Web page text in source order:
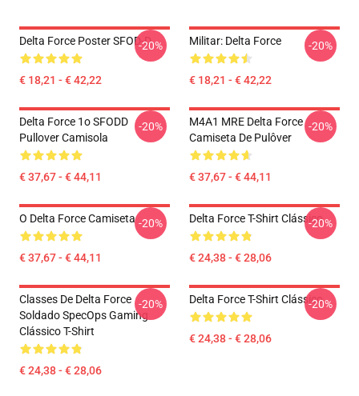
Delta Force Poster SFOD-D
€ 18,21 - € 42,22
-20% Militar: Delta Force
€ 18,21 - € 42,22
-20%
Delta Force 1o SFODD
Pullover Camisola
€ 37,67 - € 44,11
-20%
M4A1 MRE Delta Force
Camiseta De Pulôver
€ 37,67 - € 44,11
-20%
O Delta Force Camiseta
€ 37,67 - € 44,11
-20% Delta Force T-Shirt Clássico
€ 24,38 - € 28,06
-20%
Classes De Delta Force
Soldado SpecOps Gaming
Clássico T-Shirt
€ 24,38 - € 28,06
-20% Delta Force T-Shirt Clássico
€ 24,38 - € 28,06
-20%